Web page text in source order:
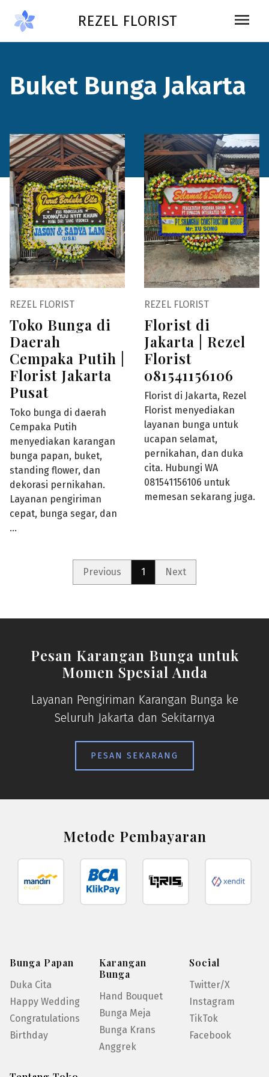
REZEL FLORIST menu
Buket Bunga Jakarta
REZEL FLORIST
Toko Bunga di
Daerah
Cempaka Putih |
Florist Jakarta
Pusat
Toko bunga di daerah
Cempaka Putih
menyediakan karangan
bunga papan, buket,
standing flower, dan
dekorasi pernikahan.
Layanan pengiriman
cepat, bunga segar, dan
…
REZEL FLORIST
Florist di
Jakarta | Rezel
Florist
081541156106
Florist di Jakarta, Rezel
Florist menyediakan
layanan bunga untuk
ucapan selamat,
pernikahan, dan duka
cita. Hubungi WA
081541156106 untuk
memesan sekarang juga.
Previous 1 Next
Pesan Karangan Bunga untuk
Momen Spesial Anda
Layanan Pengiriman Karangan Bunga ke
Seluruh Jakarta dan Sekitarnya
PESAN SEKARANG
Metode Pembayaran
Bunga Papan
Duka Cita
Happy Wedding
Congratulations
Birthday
Karangan
Bunga
Hand Bouquet
Bunga Meja
Bunga Krans
Anggrek
Social
Twitter/X
Instagram
TikTok
Facebook